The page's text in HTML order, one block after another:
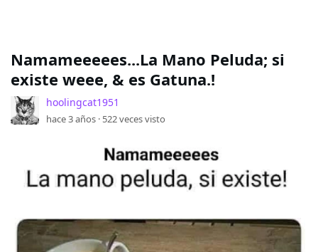
Namameeeees...La Mano Peluda; si
existe weee, & es Gatuna.!
hoolingcat1951
hace 3 años · 522veces visto